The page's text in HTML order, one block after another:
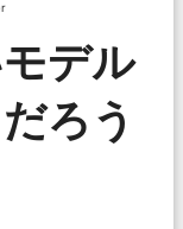
デル
ろう